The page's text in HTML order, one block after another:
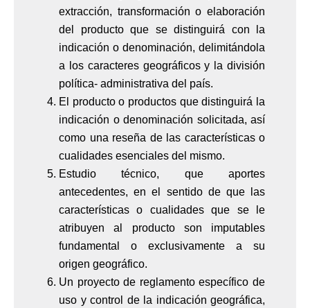
extracción, transformación o elaboración
del producto que se distinguirá con la
indicación o denominación, delimitándola
a los caracteres geográficos y la división
política- administrativa del país.
El producto o productos que distinguirá la
indicación o denominación solicitada, así
como una reseña de las características o
cualidades esenciales del mismo.
Estudio técnico, que aportes
antecedentes, en el sentido de que las
características o cualidades que se le
atribuyen al producto son imputables
fundamental o exclusivamente a su
origen geográfico.
Un proyecto de reglamento específico de
uso y control de la indicación geográfica,